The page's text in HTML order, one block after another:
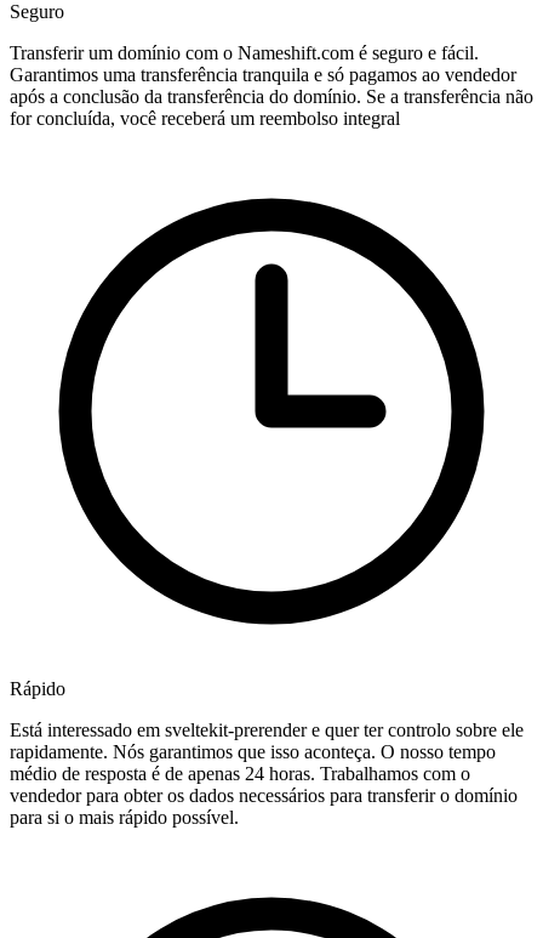
Seguro
Transferir um domínio com o Nameshift.com é seguro e fácil.
Garantimos uma transferência tranquila e só pagamos ao vendedor
após a conclusão da transferência do domínio. Se a transferência não
for concluída, você receberá um reembolso integral
Rápido
Está interessado em sveltekit-prerender e quer ter controlo sobre ele
rapidamente. Nós garantimos que isso aconteça. O nosso tempo
médio de resposta é de apenas 24 horas. Trabalhamos com o
vendedor para obter os dados necessários para transferir o domínio
para si o mais rápido possível.